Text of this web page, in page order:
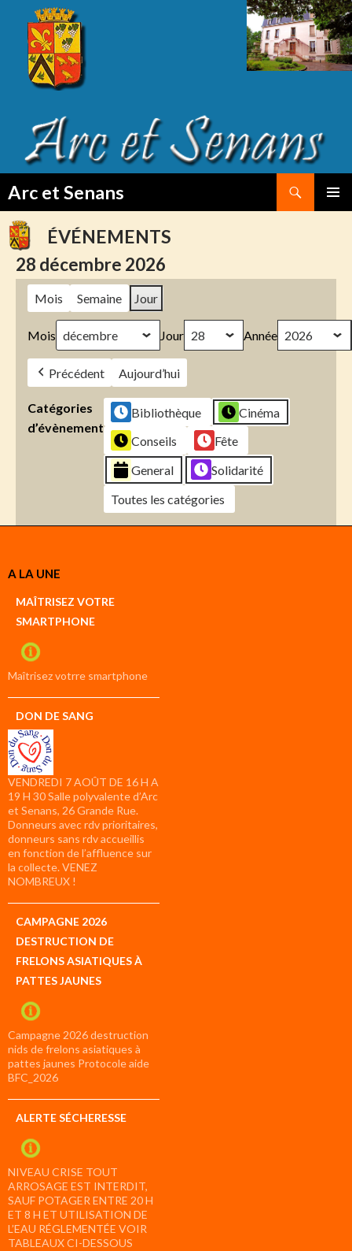
Arc et Senans
TO
CONTENTÉVÉNEMENTS
28 décembre 2026
Mois Semaine Jour
Mois Jour Année
Précédent Aujourd’hui
Catégories
d’évènement
Bibliothèque
Cinéma
Conseils
Fête
General
Solidarité
Toutes les catégories
Créer
compte
compte
A LA UNE
MAÎTRISEZ VOTRE
SMARTPHONE
Maîtrisez votrre smartphone
DON DE SANG
VENDREDI 7 AOÛT DE 16 H A
19 H 30 Salle polyvalente d’Arc
et Senans, 26 Grande Rue.
Donneurs avec rdv prioritaires,
donneurs sans rdv accueillis
en fonction de l’affluence sur
la collecte. VENEZ
NOMBREUX !
CAMPAGNE 2026
DESTRUCTION DE
FRELONS ASIATIQUES À
PATTES JAUNES
Campagne 2026 destruction
nids de frelons asiatiques à
pattes jaunes Protocole aide
BFC_2026
ALERTE SÉCHERESSE
NIVEAU CRISE TOUT
ARROSAGE EST INTERDIT,
SAUF POTAGER ENTRE 20 H
ET 8 H ET UTILISATION DE
L’EAU RÉGLEMENTÉE VOIR
TABLEAUX CI-DESSOUS